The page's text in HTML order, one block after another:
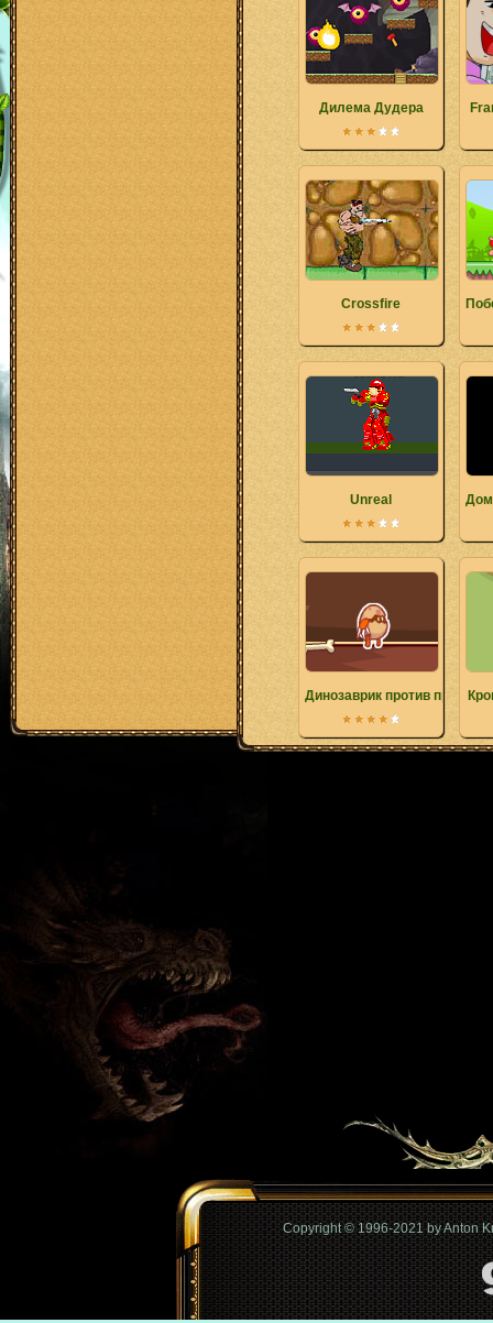
Дилема Дудера
Crossfire
Unreal Дом
Динозаврик против
Copyright © 1996-2021 by Anton